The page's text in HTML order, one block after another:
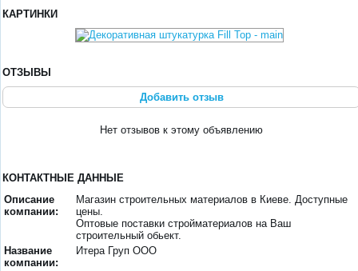
КАРТИНКИ
ОТЗЫВЫ
Добавить отзыв
Нет отзывов к этому объявлению
КОНТАКТНЫЕ ДАННЫЕ
Описание
компании:
Магазин строительных материалов в Киеве. Доступные
цены.
Оптовые поставки стройматериалов на Ваш
строительный обьект.
Название
компании:
Итера Груп ООО